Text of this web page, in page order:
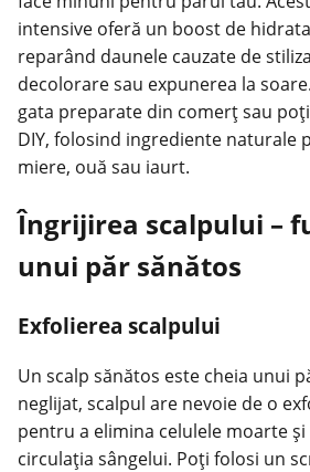
intensive oferă un boost de
reparând daunele cauzate de
decolorare sau expunerea la
gata preparate din comerț sau
DIY, folosind ingrediente naturale
miere, ouă sau iaurt.
Îngrijirea scalpului –
unui păr sănătos
Exfolierea scalpului
Un scalp sănătos este cheia unui
neglijat, scalpul are nevoie de o
pentru a elimina celulele moarte
circulația sângelui. Poți folosi un